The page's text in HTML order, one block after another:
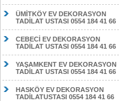
ÜMİTKÖY EV DEKORASYON
TADİLAT USTASI 0554 184 41 66
CEBECİ EV DEKORASYON
TADİLAT USTASI 0554 184 41 66
YAŞAMKENT EV DEKORASYON
TADİLAT USTASI 0554 184 41 66
HASKÖY EV DEKORASYON
TADİLATUSTASI 0554 184 41 66